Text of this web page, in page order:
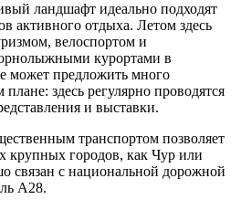
ландшафт идеально подходят
активного отдыха. Летом здесь
велоспортом и
курортами в
может предложить много
здесь регулярно проводятся
и выставки.
транспортом позволяет
крупных городов, как Чур или
связан с национальной дорожной
A28.